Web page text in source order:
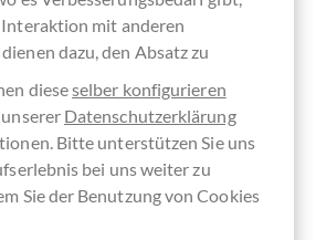
Cruzilles
Stäbchen in 70%
Schokolade
mit anderen
dazu, den Absatz zu
dieseselber konfigurieren
Datenschutzerklärung
Bitte unterstützen Sie uns
bei uns weiter zu
Sie der Benutzung von Cookies